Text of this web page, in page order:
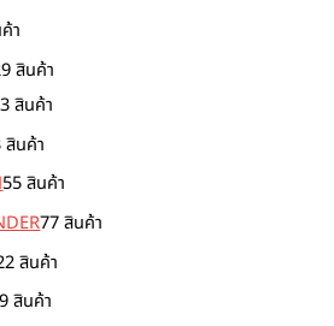
า
สินค้า
3 สินค้า
สินค้า
55 สินค้า
77 สินค้า
2 สินค้า
9 สินค้า